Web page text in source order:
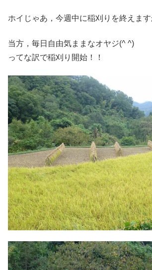
ホイじゃあ，今週中に稲刈りを終えます
当方，毎日自由気ままなオヤジ(^ ^)
ってな訳で稲刈り開始！！